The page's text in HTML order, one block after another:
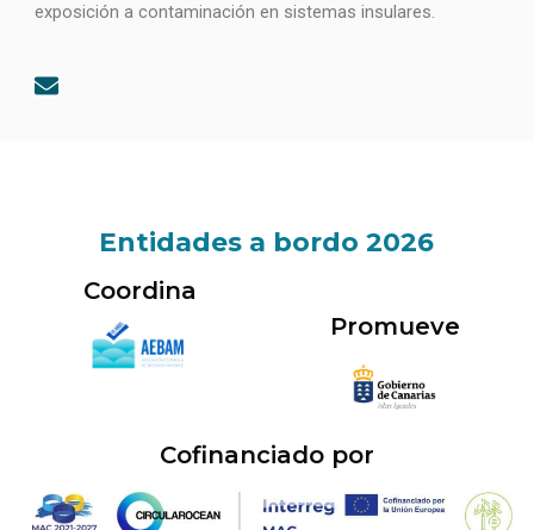
exposición a contaminación en sistemas insulares.
E
Entidades a bordo 2026
Coordina
Promueve
Cofinanciado por